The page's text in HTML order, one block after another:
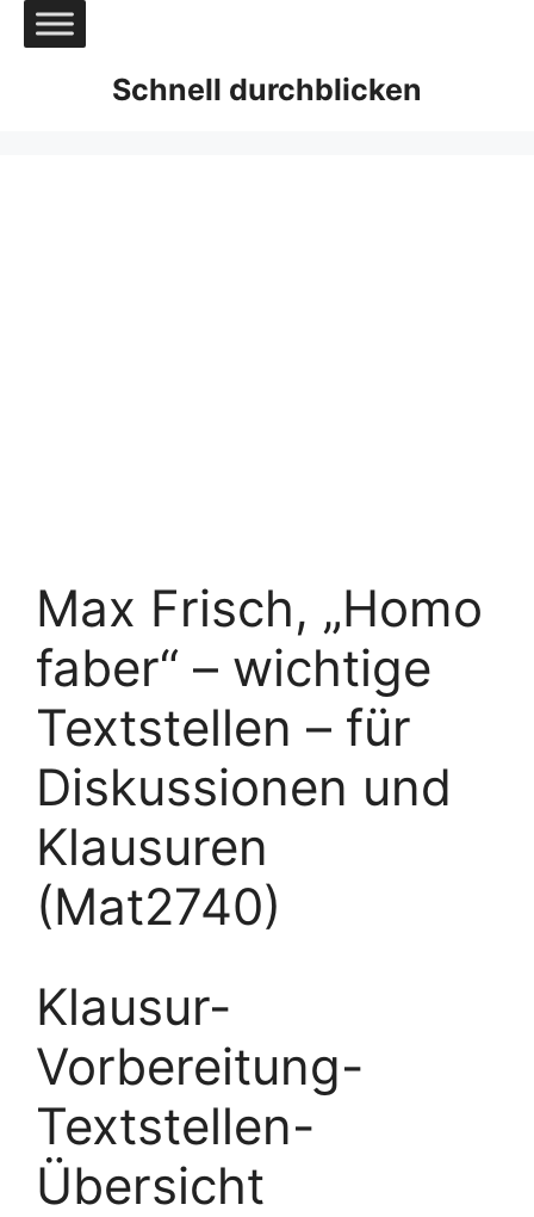
Zum
Inhalt
Schnell durchblicken
Max Frisch, „Homo
faber“ – wichtige
Textstellen – für
Diskussionen und
Klausuren
(Mat2740)
Klausur-
Vorbereitung-
Textstellen-
Übersicht